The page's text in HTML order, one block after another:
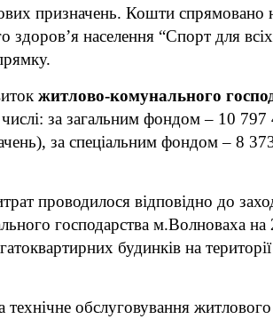
призначень. Кошти спрямовано
здоров’я населення “Спорт для
житлово-комунального
за загальним фондом – 10
за спеціальним фондом – 8
проводилося відповідно до
господарства м.Волноваха
будинків на
технічне обслуговування